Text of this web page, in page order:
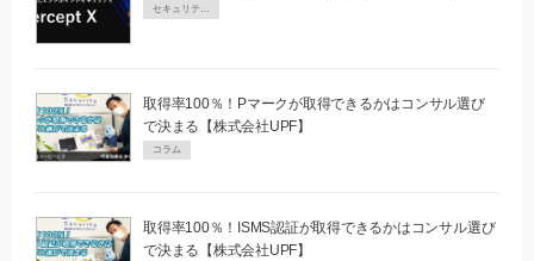
セキュリティPR
取得率100％！Pマークが取得できるかはコンサル選び
で決まる【株式会社UPF】
コラム
取得率100％！ISMS認証が取得できるかはコンサル選び
で決まる【株式会社UPF】